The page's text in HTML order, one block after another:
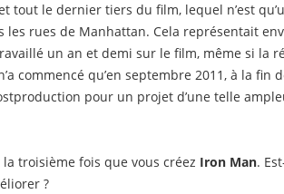
tout le dernier tiers du film, lequel n’est
les rues de Manhattan. Cela représentait
un an et demi sur le film, même si la
commencé qu’en septembre 2011, à la fin
pour un projet d’une telle
la troisième fois que vous créez Iron Man.
?